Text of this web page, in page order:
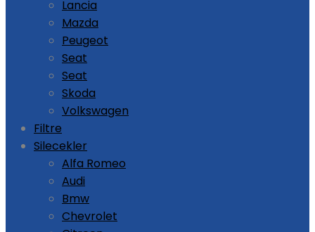
Lancia
Mazda
Peugeot
Seat
Seat
Skoda
Volkswagen
Filtre
Silecekler
Alfa Romeo
Audi
Bmw
Chevrolet